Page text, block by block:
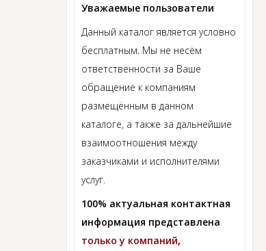
Уважаемые пользователи
Данный каталог является условно
бесплатным. Мы не несём
ответственности за Ваше
обращение к компаниям
размещённым в данном
каталоге, а также за дальнейшие
взаимоотношения между
заказчиками и исполнителями
услуг.
100% актуальная контактная
информация представлена
только у компаний,